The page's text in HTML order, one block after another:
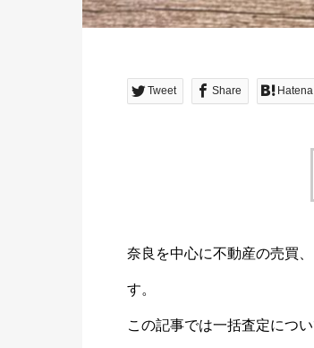
Tweet Share Hatena
奈良を中心に不動産の売買
す。
この記事では一括査定につ